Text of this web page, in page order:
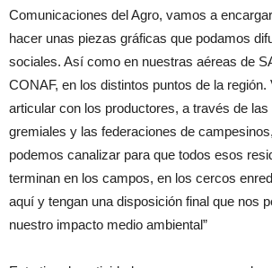
Comunicaciones del Agro, vamos a
hacer unas piezas gráficas que podamos
sociales. Así como en nuestras aéreas de
CONAF, en los distintos puntos de la
articular con los productores, a través de
gremiales y las federaciones de
podemos canalizar para que todos esos
terminan en los campos, en los cercos
aquí y tengan una disposición final que nos
nuestro impacto medio ambiental”